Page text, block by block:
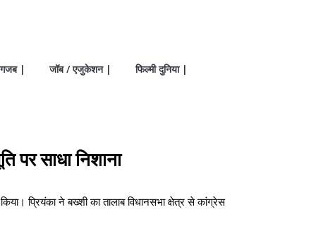
| जॉब / एजुकेशन | फिल्मी दुनिया |
साधा निशाना
प्रियंका ने बख्शी का तालाब विधानसभा क्षेत्र से कांग्रेस